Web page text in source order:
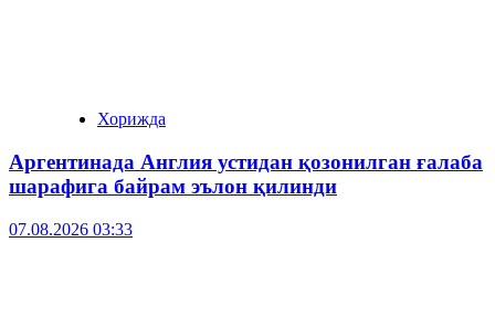
Хорижда
Аргентинада Англия устидан қозонилган ғалаба
шарафига байрам эълон қилинди
07.08.2026 03:33